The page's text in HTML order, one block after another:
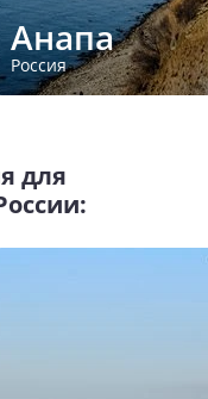
Анапа
Россия
для